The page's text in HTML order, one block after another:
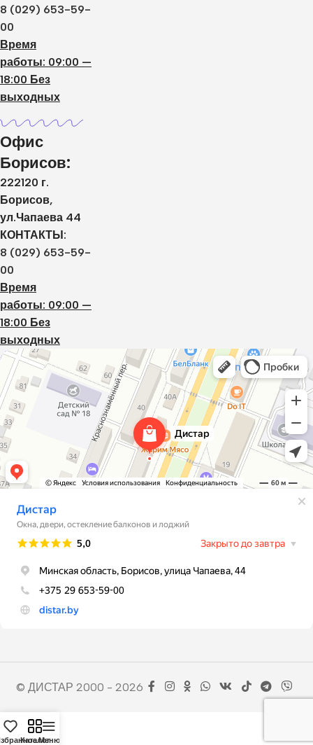
8 (029) 653-59-
00
Время
работы: 09:00 —
18:00 Без
выходных
Офис
Борисов:
222120 г.
Борисов,
ул.Чапаева 44
КОНТАКТЫ:
8 (029) 653-59-
00
Время
работы: 09:00 —
18:00 Без
выходных
Дистар
Окна в Борисове
Двери в Борисове
© ДИСТАР 2000 - 2026
КаталогМеню